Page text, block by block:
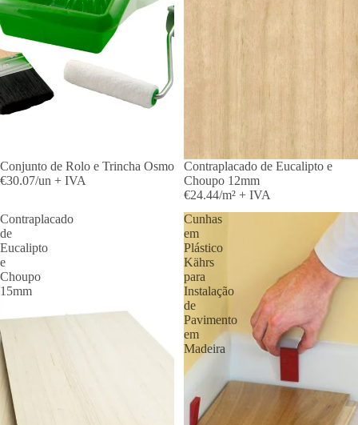
Conjunto de Rolo e Trincha Osmo
€30.07/un + IVA
Contraplacado de Eucalipto e
Choupo 12mm
€24.44/m² + IVA
Contraplacado
de
Eucalipto
e
Choupo
15mm
Cunhas
em
Plástico
Kährs
para
Instalação
de
Pavimento
em
Madeira